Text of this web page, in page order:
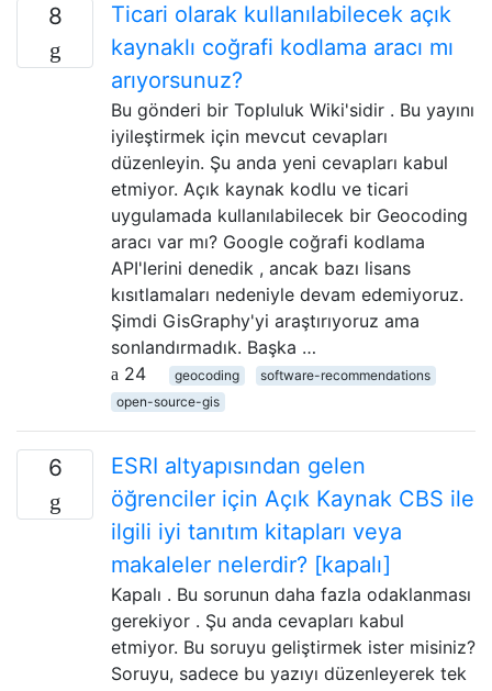
8
Ticari olarak kullanılabilecek açık
kaynaklı coğrafi kodlama aracı mı
arıyorsunuz?
Bu gönderi bir Topluluk Wiki'sidir . Bu yayını
iyileştirmek için mevcut cevapları
düzenleyin. Şu anda yeni cevapları kabul
etmiyor. Açık kaynak kodlu ve ticari
uygulamada kullanılabilecek bir Geocoding
aracı var mı? Google coğrafi kodlama
API'lerini denedik , ancak bazı lisans
kısıtlamaları nedeniyle devam edemiyoruz.
Şimdi GisGraphy'yi araştırıyoruz ama
sonlandırmadık. Başka …
24
geocoding
software-recommendations
open-source-gis
6
ESRI altyapısından gelen
öğrenciler için Açık Kaynak CBS ile
ilgili iyi tanıtım kitapları veya
makaleler nelerdir? [kapalı]
Kapalı . Bu sorunun daha fazla odaklanması
gerekiyor . Şu anda cevapları kabul
etmiyor. Bu soruyu geliştirmek ister misiniz?
Soruyu, sadece bu yazıyı düzenleyerek tek